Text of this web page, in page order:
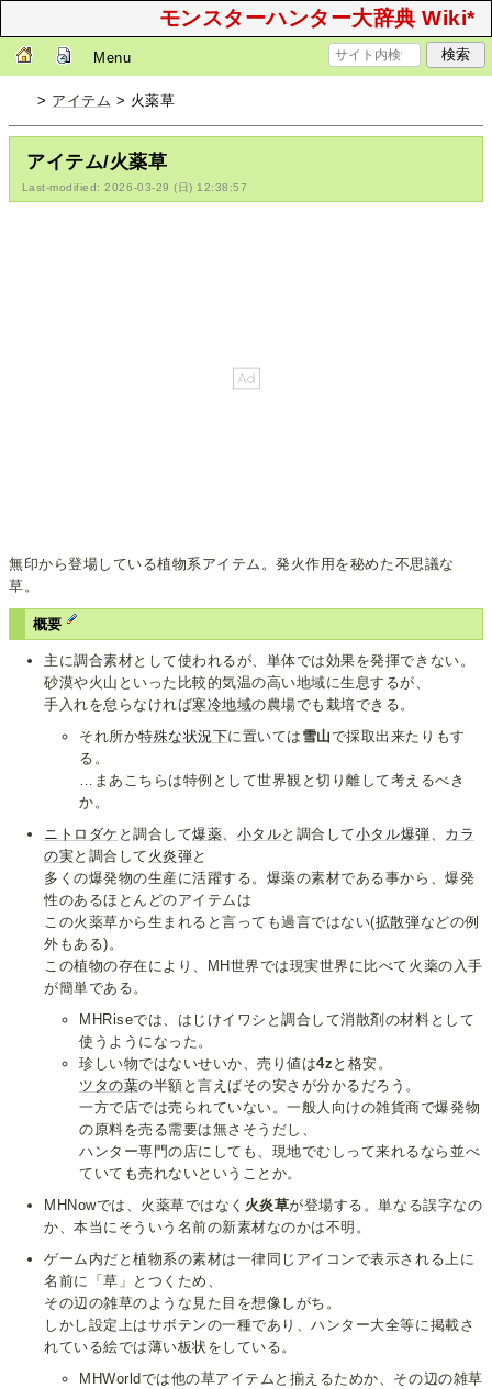
モンスターハンター大辞典 Wiki*
Menu
> アイテム > 火薬草
アイテム/火薬草
Last-modified: 2026-03-29 (日) 12:38:57
無印から登場している植物系アイテム。発火作用を秘めた不思議な
草。
概要
主に調合素材として使われるが、単体では効果を発揮できない。
砂漠や火山といった比較的気温の高い地域に生息するが、
手入れを怠らなければ寒冷地域の農場でも栽培できる。
それ所か特殊な状況下に置いては 雪山で採取出来たりもす
る。
…まあこちらは特例として世界観と切り離して考えるべき
か。
ニトロダケ と調合して爆薬 小タルと調合して小タル爆弾
カラ
の実と調合して 火炎弾と
多くの爆発物の生産に活躍する。爆薬の素材である事から、爆発
性のあるほとんどのアイテムは
この火薬草から生まれると言っても過言ではない(拡散弾などの例
外もある)。
この植物の存在により、MH世界では現実世界に比べて火薬の入手
が簡単である。
MHRiseでは、はじけイワシと調合して消散剤の材料として
使うようになった。
珍しい物ではないせいか、売り値は4z と格安。
ツタの葉の半額と言えばその安さが分かるだろう。
一方で店では売られていない。一般人向けの雑貨商で爆発物
の原料を売る需要は無さそうだし、
ハンター専門の店にしても、現地でむしって来れるなら並べ
ていても売れないということか。
MHNowでは、火薬草ではなく 火炎草が登場する。単なる誤字なの
か、本当にそういう名前の新素材なのかは不明。
ゲーム内だと植物系の素材は一律同じアイコンで表示される上に
名前に「草」とつくため、
その辺の雑草のような見た目を想像しがち。
しかし設定上はサボテンの一種であり、ハンター大全等に掲載さ
れている絵では薄い板状をしている。
MHWorldでは他の草アイテムと揃えるためか、その辺の雑草